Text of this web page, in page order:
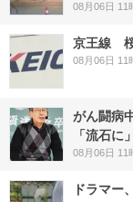
08月06日 11
京王線 桜
08月06日 11
がん闘病
「流石に
08月06日 11
ドラマー